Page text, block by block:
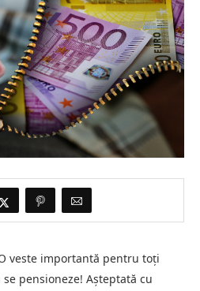
veste importantă pentru toți
pensioneze! Așteptată cu